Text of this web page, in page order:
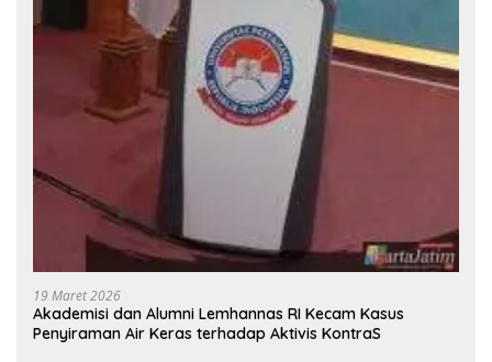
19 Maret 2026
Akademisi dan Alumni Lemhannas RI Kecam Kasus
Penyiraman Air Keras terhadap Aktivis KontraS